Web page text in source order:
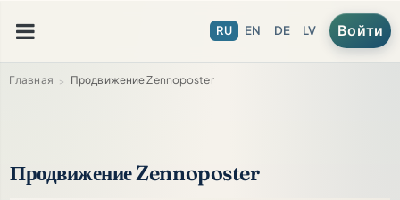
RU EN DE LV Войти
Главная Продвижение Zennoposter
Продвижение Zennoposter